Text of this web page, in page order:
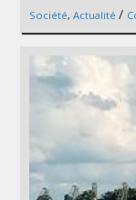
Société, Actualité /